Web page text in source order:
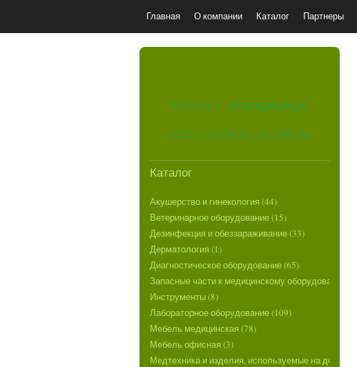
Главная О компании Каталог Партнеры
620144, г. Екатеринбург
(343) 212-09-61, 212-09-94
Каталог
Акушерство и гинекология (44)
Ветеринарное оборудование (15)
Дезинфекция и обеззараживание (33)
Дерматология (1)
Диагностическое оборудование (65)
Запасные части к медицинскому оборудованию (8)
Инструменты (8)
Лабораторное оборудование (109)
Мебель медицинская (78)
Мебель офисная (3)
Медтехника и изделия, используемые на дому (1)